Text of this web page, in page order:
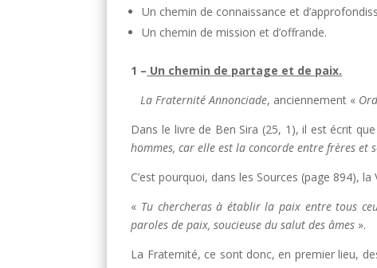
Un chemin de connaissance et
Un chemin de mission et d’offrande.
1 – Un chemin de partage et de paix.
La Fraternité Annonciade, anciennement «
Dans le livre de Ben Sira (25, 1), il est écrit
hommes, car elle est la concorde entre frères et
C’est pourquoi, dans les Sources (page 894),
« Tu chercheras à établir la paix entre tous
paroles de paix, soucieuse du salut des âmes ».
La Fraternité, ce sont donc, en premier lieu,